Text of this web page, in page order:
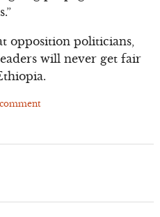
opposition politicians,
will never get fair